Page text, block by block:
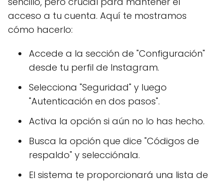
acceso a tu cuenta. Aquí te mostramos
cómo hacerlo:
Accede a la sección de "Configuración"
desde tu perfil de Instagram.
Selecciona "Seguridad" y luego
"Autenticación en dos pasos".
Activa la opción si aún no lo has hecho.
Busca la opción que dice "Códigos de
respaldo" y selecciónala.
El sistema te proporcionará una lista de